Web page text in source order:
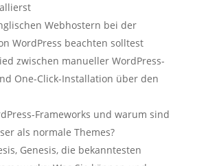
Webhostern bei der
WordPress beachten solltest
zwischen manueller WordPress-
One-Click-Installation über den
Frameworks und warum sind
als normale Themes?
Genesis, die bekanntesten